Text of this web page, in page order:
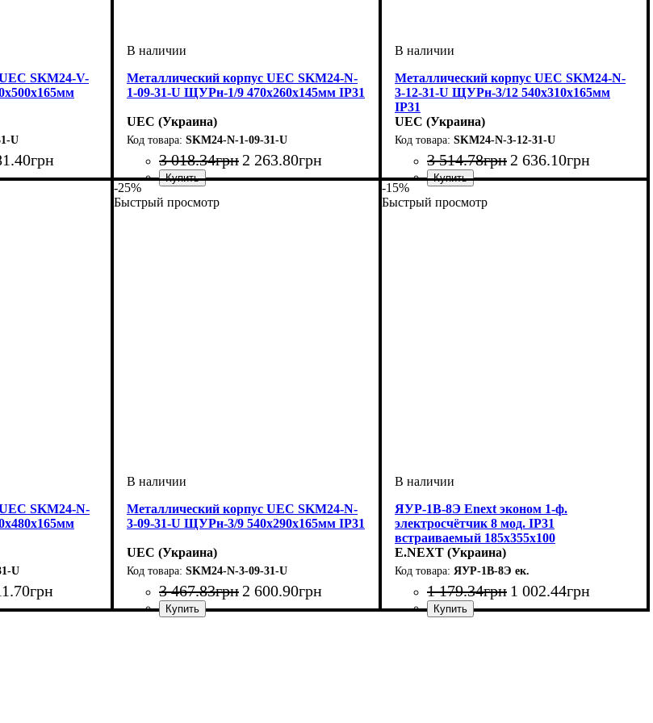
SKM24-V-
U
.40грн
Металлический корпус UEC SKM24-N-
1-09-31-U ЩУРн-1/9 470х260х145мм IP31
UEC (Украина)
SKM24-N-1-09-31-U
3 018.34грн 2 263.80грн
Тип изделия
Монтаж
Материал
Количество модулей
Дверца
Высота
Ширина
Глубина
Пылевлагозащита
Металлический корпус UEC SKM24-N-
3-12-31-U ЩУРн-3/12 540х310х165мм
IP31
UEC (Украина)
SKM24-N-3-12-31-U
3 514.78грн 2 636.10грн
Тип изделия
Монтаж
Материал
Количество модулей
Дверца
Высота
Ширина
Глубина
Пылевлагозащита
SKM24-N-
U
.70грн
-25%
Быстрый просмотр
Металлический корпус UEC SKM24-N-
3-09-31-U ЩУРн-3/9 540х290х165мм IP31
UEC (Украина)
SKM24-N-3-09-31-U
3 467.83грн 2 600.90грн
-15%
Быстрый просмотр
ЯУР-1В-8Э Enext эконом 1-ф.
электросчётчик 8 мод. IP31
встраиваемый 185x355x100
E.NEXT (Украина)
ЯУР-1В-8Э ек.
1 179.34грн 1 002.44грн